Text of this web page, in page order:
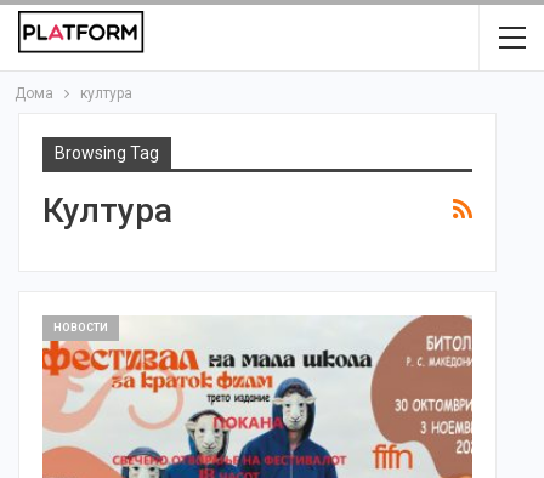
Дома култура
Browsing Tag
Култура
НОВОСТИ